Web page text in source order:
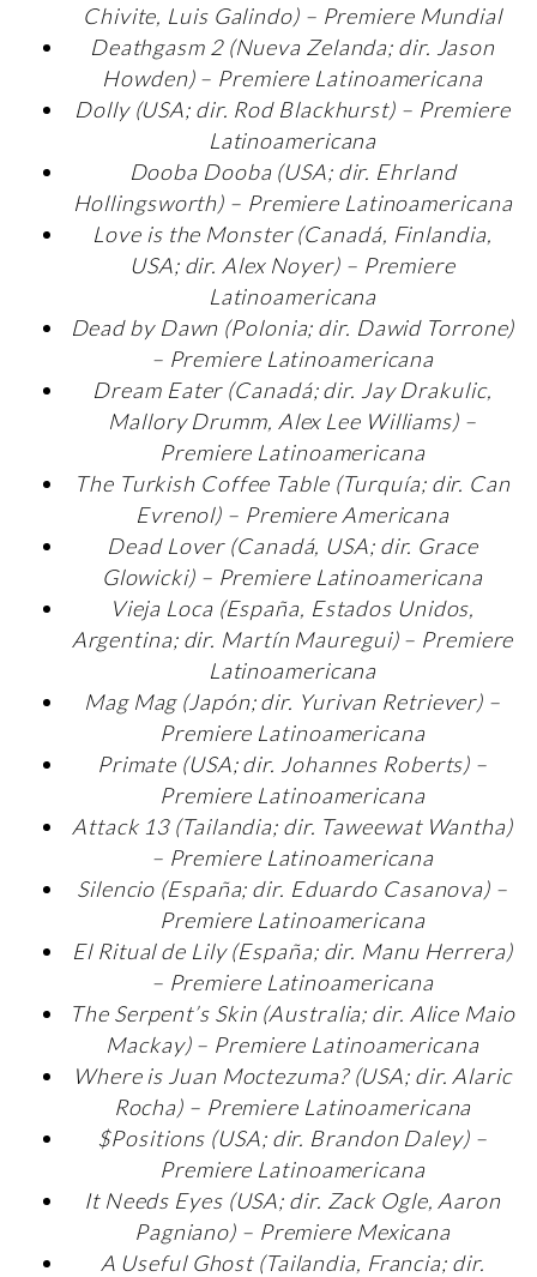
Chivite, Luis Galindo) – Premiere Mundial
Deathgasm 2 (Nueva Zelanda; dir. Jason
Howden) – Premiere Latinoamericana
Dolly (USA; dir. Rod Blackhurst) – Premiere
Latinoamericana
Dooba Dooba (USA; dir. Ehrland
Hollingsworth) – Premiere Latinoamericana
Love is the Monster (Canadá, Finlandia,
USA; dir. Alex Noyer) – Premiere
Latinoamericana
Dead by Dawn (Polonia; dir. Dawid Torrone)
– Premiere Latinoamericana
Dream Eater (Canadá; dir. Jay Drakulic,
Mallory Drumm, Alex Lee Williams) –
Premiere Latinoamericana
The Turkish Coffee Table (Turquía; dir. Can
Evrenol) – Premiere Americana
Dead Lover (Canadá, USA; dir. Grace
Glowicki) – Premiere Latinoamericana
Vieja Loca (España, Estados Unidos,
Argentina; dir. Martín Mauregui) – Premiere
Latinoamericana
Mag Mag (Japón; dir. Yurivan Retriever) –
Premiere Latinoamericana
Primate (USA; dir. Johannes Roberts) –
Premiere Latinoamericana
Attack 13 (Tailandia; dir. Taweewat Wantha)
– Premiere Latinoamericana
Silencio (España; dir. Eduardo Casanova) –
Premiere Latinoamericana
El Ritual de Lily (España; dir. Manu Herrera)
– Premiere Latinoamericana
The Serpent’s Skin (Australia; dir. Alice Maio
Mackay) – Premiere Latinoamericana
Where is Juan Moctezuma? (USA; dir. Alaric
Rocha) – Premiere Latinoamericana
$Positions (USA; dir. Brandon Daley) –
Premiere Latinoamericana
It Needs Eyes (USA; dir. Zack Ogle, Aaron
Pagniano) – Premiere Mexicana
A Useful Ghost (Tailandia, Francia; dir.